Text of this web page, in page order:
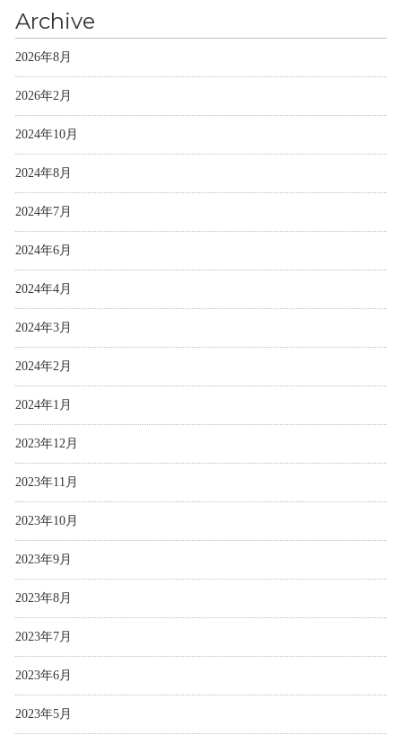
Archive
2026年8月
2026年2月
2024年10月
2024年8月
2024年7月
2024年6月
2024年4月
2024年3月
2024年2月
2024年1月
2023年12月
2023年11月
2023年10月
2023年9月
2023年8月
2023年7月
2023年6月
2023年5月